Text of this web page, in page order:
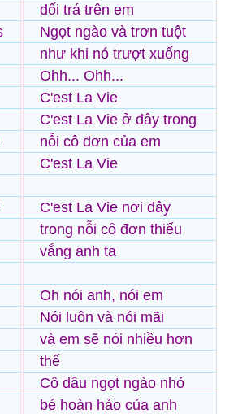
dối trá trên em
Ngọt ngào và trơn tuột
như khi nó trượt xuống
Ohh... Ohh...
C'est La Vie
C'est La Vie ở đây trong
nỗi cô đơn của em
C'est La Vie
C'est La Vie nơi đây
trong nỗi cô đơn thiếu
vắng anh ta
Oh nói anh, nói em
Nói luôn và nói mãi
và em sẽ nói nhiều hơn
thế
Cô dâu ngọt ngào nhỏ
bé hoàn hảo của anh